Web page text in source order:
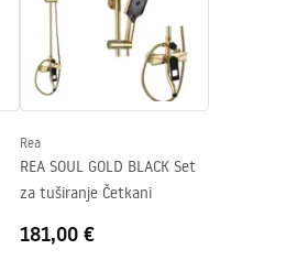
Na tuš kadi ili podu
24 mjeseca
Da, na jednoj strani stakla.
Rea
REA SOUL GOLD BLACK Set
za tuširanje Četkani
181,00 €